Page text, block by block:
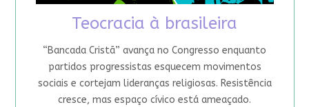
Teocracia à brasileira
“Bancada Cristã” avança no Congresso enquanto
partidos progressistas esquecem movimentos
sociais e cortejam lideranças religiosas. Resistência
cresce, mas espaço cívico está ameaçado.